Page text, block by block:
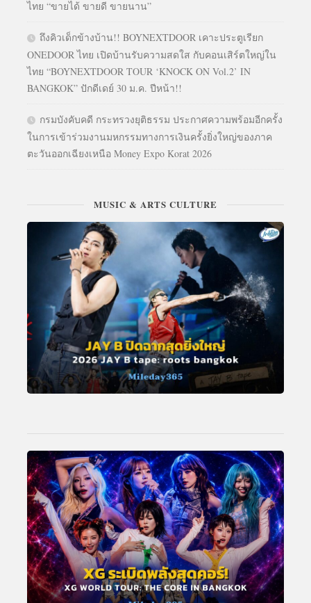
ไทย “ขายได้ ขายดี ขายนาน”
ถึงคิวเด็กข้างบ้าน!! BOYNEXTDOOR เคาะประตูเรียก
ONEDOOR ไทย เปิดบ้านรับความสดใส กับคอนเสิร์ตใหญ่ใน
ไทย “BOYNEXTDOOR TOUR ‘KNOCK ON Vol.2’ IN
BANGKOK” ปักดีเดย์ 30 ม.ค. ปีหน้า!!
กรมบังคับคดี กระทรวงยุติธรรม ประกาศความพร้อมอีกครั้ง
ในการเข้าร่วมงานมหกรรมทางการเงินครั้งยิ่งใหญ่ของภาค
ตะวันออกเฉียงเหนือ Money Expo Korat 2026
MUSIC & ARTS CULTURE